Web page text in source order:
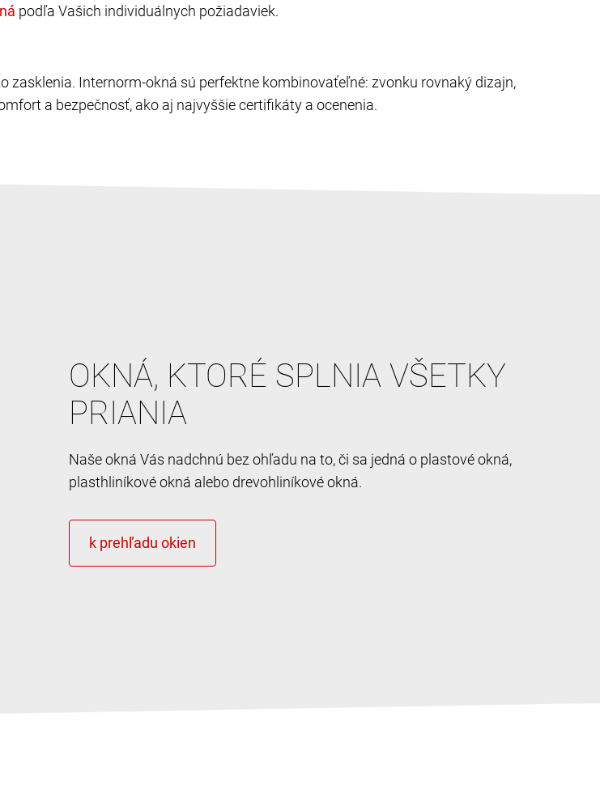
podľa Vašich individuálnych požiadaviek.
zasklenia. Internorm-okná sú perfektne kombinovaťeľné: zvonku rovnaký dizajn,
a bezpečnosť, ako aj najvyššie certifikáty a ocenenia.
OKNÁ, KTORÉ SPLNIA VŠETKY
PRIANIA
Naše okná Vás nadchnú bez ohľadu na to, či sa jedná o plastové okná,
plasthliníkové okná alebo drevohliníkové okná.